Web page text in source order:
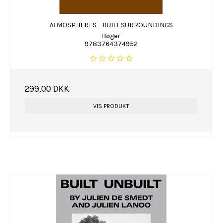
ATMOSPHERES - BUILT SURROUNDINGS
Bøger
9783764374952
299,00 DKK
VIS PRODUKT